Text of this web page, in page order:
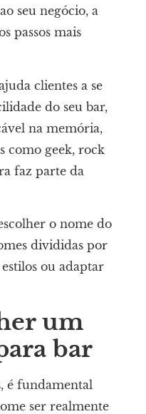
seu negócio, a
passos mais
clientes a se
do seu bar,
na memória,
como geek, rock
faz parte da
o nome do
divididas por
ou adaptar
um
bar
é fundamental
ser realmente